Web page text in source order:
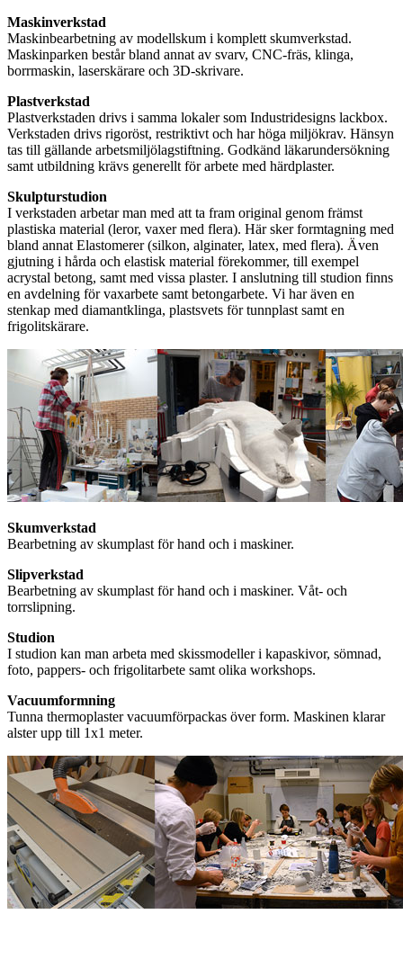
Maskinverkstad
Maskinbearbetning av modellskum i komplett skumverkstad.
Maskinparken består bland annat av svarv, CNC-fräs, klinga,
borrmaskin, laserskärare och 3D-skrivare.
Plastverkstad
Plastverkstaden drivs i samma lokaler som Industridesigns lackbox.
Verkstaden drivs rigoröst, restriktivt och har höga miljökrav. Hänsyn
tas till gällande arbetsmiljölagstiftning. Godkänd läkarundersökning
samt utbildning krävs generellt för arbete med härdplaster.
Skulpturstudion
I verkstaden arbetar man med att ta fram original genom främst
plastiska material (leror, vaxer med flera). Här sker formtagning med
bland annat Elastomerer (silkon, alginater, latex, med flera). Även
gjutning i hårda och elastisk material förekommer, till exempel
acrystal betong, samt med vissa plaster. I anslutning till studion finns
en avdelning för vaxarbete samt betongarbete. Vi har även en
stenkap med diamantklinga, plastsvets för tunnplast samt en
frigolitskärare.
Skumverkstad
Bearbetning av skumplast för hand och i maskiner.
Slipverkstad
Bearbetning av skumplast för hand och i maskiner. Våt- och
torrslipning.
Studion
I studion kan man arbeta med skissmodeller i kapaskivor, sömnad,
foto, pappers- och frigolitarbete samt olika workshops.
Vacuumformning
Tunna thermoplaster vacuumförpackas över form. Maskinen klarar
alster upp till 1x1 meter.